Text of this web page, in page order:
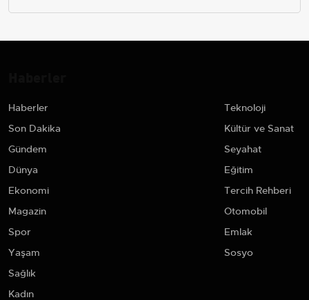
Haberler
Son Dakika
Gündem
Dünya
Ekonomi
Magazin
Spor
Yaşam
Sağlık
Kadın
Teknoloji
Kültür ve Sanat
Seyahat
Eğitim
Tercih Rehberi
Otomobil
Emlak
Sosyo